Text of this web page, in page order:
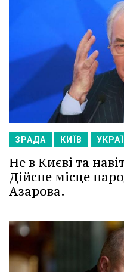
ЗРАДА КИЇВ
Не в Києві та
Дійсне місце
Азарова.